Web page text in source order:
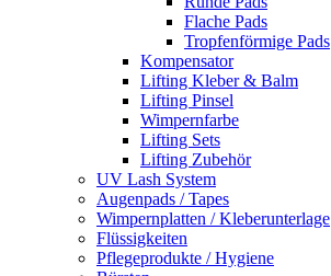
Flache Pads
Tropfenförmige Pads
Kompensator
Lifting Kleber & Balm
Lifting Pinsel
Wimpernfarbe
Lifting Sets
Lifting Zubehör
UV Lash System
Augenpads / Tapes
Wimpernplatten / Kleberunterlage
Flüssigkeiten
Pflegeprodukte / Hygiene